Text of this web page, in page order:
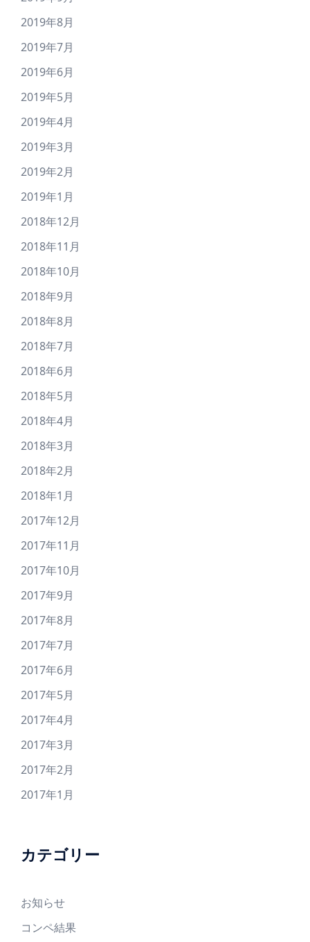
2019年8月
2019年7月
2019年6月
2019年5月
2019年4月
2019年3月
2019年2月
2019年1月
2018年12月
2018年11月
2018年10月
2018年9月
2018年8月
2018年7月
2018年6月
2018年5月
2018年4月
2018年3月
2018年2月
2018年1月
2017年12月
2017年11月
2017年10月
2017年9月
2017年8月
2017年7月
2017年6月
2017年5月
2017年4月
2017年3月
2017年2月
2017年1月
カテゴリー
お知らせ
コンペ結果